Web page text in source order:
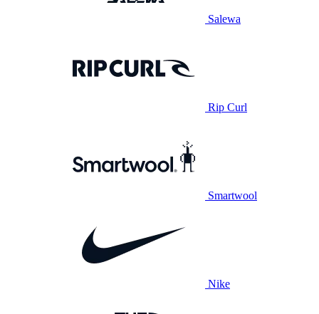
Salewa
Rip Curl
Smartwool
Nike